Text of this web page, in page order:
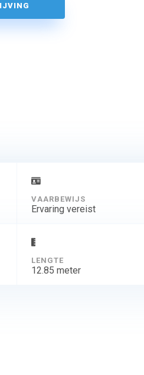
VAARBEWIJS
Ervaring vereist
LENGTE
12.85 meter